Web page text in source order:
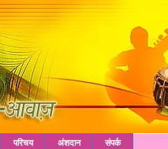
परिचय अंशदान संपर्क